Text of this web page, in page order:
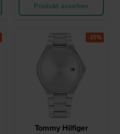
Produkt ansehen
Tommy Hilfiger
-35%